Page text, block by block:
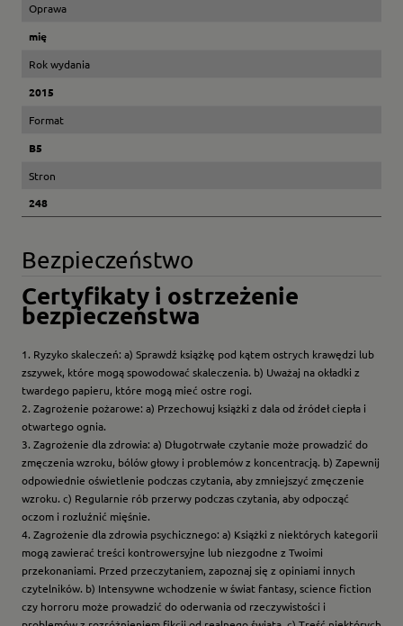
Oprawa
mię
Rok wydania
2015
Format
B5
Stron
248
Bezpieczeństwo
Certyfikaty i ostrzeżenie
bezpieczeństwa
1. Ryzyko skaleczeń: a) Sprawdź książkę pod kątem ostrych krawędzi lub
zszywek, które mogą spowodować skaleczenia. b) Uważaj na okładki z
twardego papieru, które mogą mieć ostre rogi.
2. Zagrożenie pożarowe: a) Przechowuj książki z dala od źródeł ciepła i
otwartego ognia.
3. Zagrożenie dla zdrowia: a) Długotrwałe czytanie może prowadzić do
zmęczenia wzroku, bólów głowy i problemów z koncentracją. b) Zapewnij
odpowiednie oświetlenie podczas czytania, aby zmniejszyć zmęczenie
wzroku. c) Regularnie rób przerwy podczas czytania, aby odpocząć
oczom i rozluźnić mięśnie.
4. Zagrożenie dla zdrowia psychicznego: a) Książki z niektórych kategorii
mogą zawierać treści kontrowersyjne lub niezgodne z Twoimi
przekonaniami. Przed przeczytaniem, zapoznaj się z opiniami innych
czytelników. b) Intensywne wchodzenie w świat fantasy, science fiction
czy horroru może prowadzić do oderwania od rzeczywistości i